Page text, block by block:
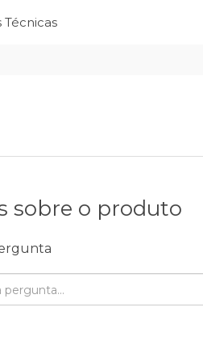
sobre o produto